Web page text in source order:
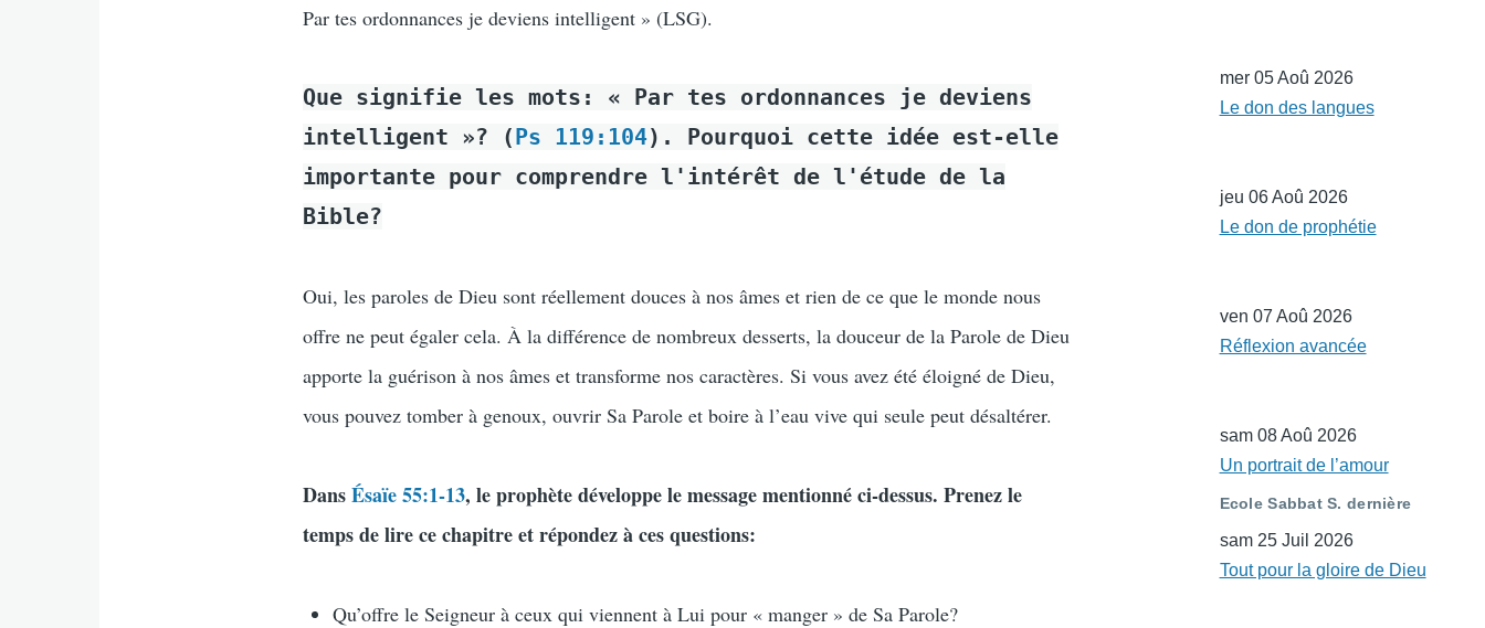
Par tes ordonnances je deviens intelligent » (LSG).
Que signifie les mots: « Par tes ordonnances je deviens
intelligent »? (Ps 119:104). Pourquoi cette idée est-elle
importante pour comprendre l'intérêt de l'étude de la
Bible?
Oui, les paroles de Dieu sont réellement douces à nos âmes et rien de ce que le monde nous
offre ne peut égaler cela. À la différence de nombreux desserts, la douceur de la Parole de Dieu
apporte la guérison à nos âmes et transforme nos caractères. Si vous avez été éloigné de Dieu,
vous pouvez tomber à genoux, ouvrir Sa Parole et boire à l’eau vive qui seule peut désaltérer.
DansÉsaïe 55:1-13, le prophète développe le message mentionné ci-dessus. Prenez le
temps de lire ce chapitre et répondez à ces questions:
Qu’offre le Seigneur à ceux qui viennent à Lui pour « manger » de Sa Parole?
mer 05 Aoû 2026
Le don des langues
jeu 06 Aoû 2026
Le don de prophétie
ven 07 Aoû 2026
Réflexion avancée
sam 08 Aoû 2026
Un portrait de l’amour
Ecole Sabbat S. dernière
sam 25 Juil 2026
Tout pour la gloire de Dieu